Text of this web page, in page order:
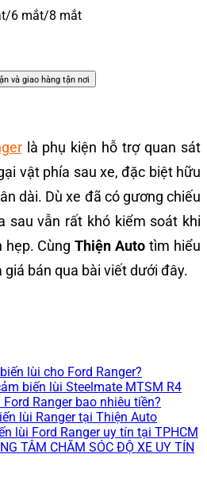
6 mắt/8 mắt
và giao hàng tận nơi
là phụ kiện hỗ trợ quan sát
vật phía sau xe, đặc biệt hữu
dài. Dù xe đã có gương chiếu
sau vẫn rất khó kiểm soát khi
hẹp. CùngThiện Auto tìm hiểu
bán qua bài viết dưới đây.
lùi cho Ford Ranger?
biến lùi Steelmate MTSM R4
Ranger bao nhiêu tiền?
lùi Ranger tại Thiện Auto
lùi Ford Ranger uy tín tại TPHCM
TÂM CHĂM SÓC ĐỘ XE UY TÍN